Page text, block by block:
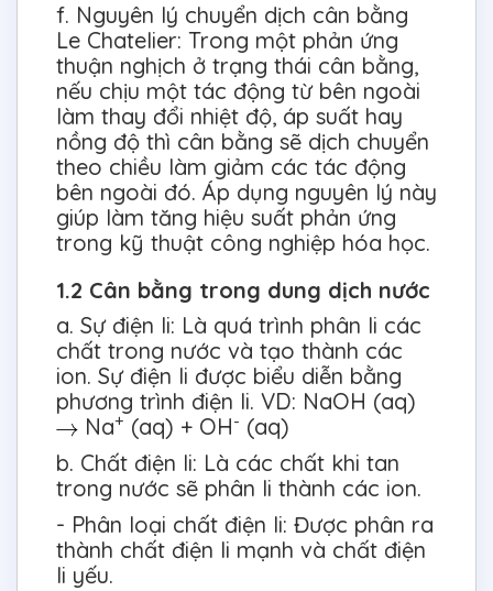
f. Nguyên lý chuyển dịch cân bằng
Le Chatelier: Trong một phản ứng
thuận nghịch ở trạng thái cân bằng,
nếu chịu một tác động từ bên ngoài
làm thay đổi nhiệt độ, áp suất hay
nồng độ thì cân bằng sẽ dịch chuyển
theo chiều làm giảm các tác động
bên ngoài đó. Áp dụng nguyên lý này
giúp làm tăng hiệu suất phản ứng
trong kỹ thuật công nghiệp hóa học.
1.2 Cân bằng trong dung dịch nước
a. Sự điện li: Là quá trình phân li các
chất trong nước và tạo thành các
ion. Sự điện li được biểu diễn bằng
phương trình điện li. VD: NaOH (aq)
Na+ (aq) + OH- (aq)
b. Chất điện li: Là các chất khi tan
trong nước sẽ phân li thành các ion.
- Phân loại chất điện li: Được phân ra
thành chất điện li mạnh và chất điện
li yếu.